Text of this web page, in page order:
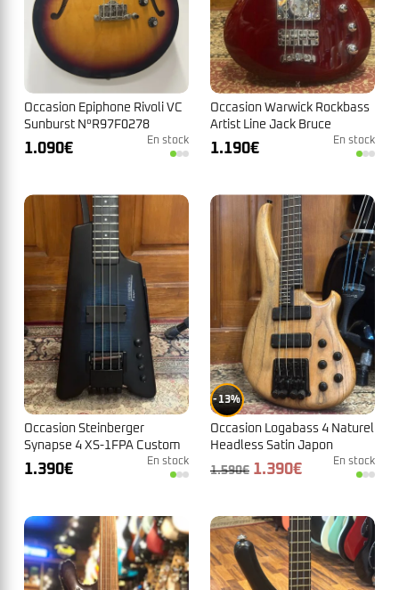
Occasion Epiphone Rivoli VC
Sunburst N°R97F0278
1.090€ En stock
Occasion Warwick Rockbass
Artist Line Jack Bruce
Fretless
1.190€ En stock
Occasion Steinberger
Synapse 4 XS-1FPA Custom
Trans Blue
1.390€ En stock
13%
Occasion Logabass 4 Naturel
Headless Satin Japon
1.590€ Le
1.590€.
1.390€Le
1.390€.
En stock